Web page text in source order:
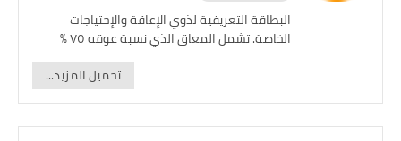
البطاقة التعريفية لذوي الإعاقة والإحتياجات
الخاصة. تشمل المعاق الذي نسبة عوقه ٧٥ %
تحميل المزيد...